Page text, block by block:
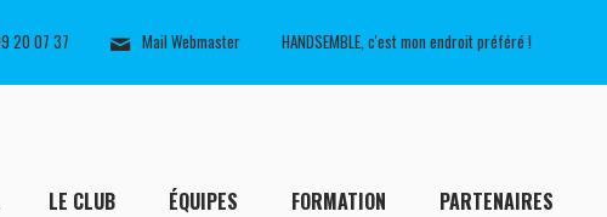
20 07 37 Mail Webmaster HANDSEMBLE, c'est mon endroit préféré !
LE CLUB ÉQUIPES FORMATION PARTENAIRES